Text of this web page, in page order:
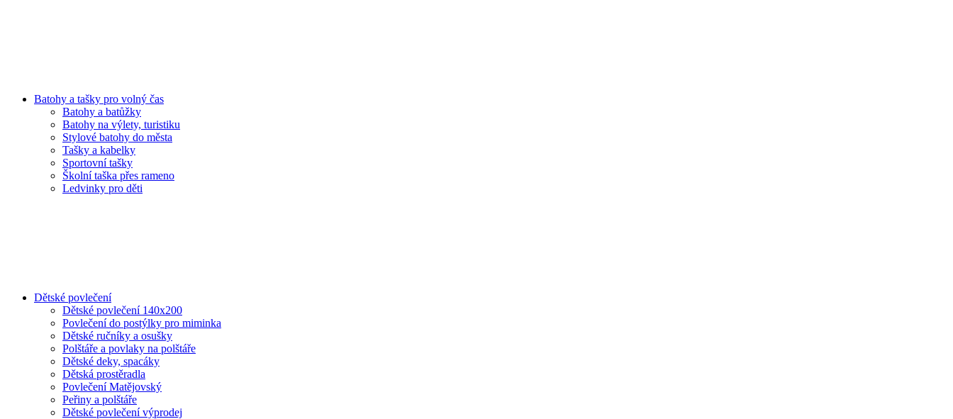
Batohy a tašky pro volný čas
Batohy a batůžky
Batohy na výlety, turistiku
Stylové batohy do města
Tašky a kabelky
Sportovní tašky
Školní taška přes rameno
Ledvinky pro děti
Dětské povlečení
Dětské povlečení 140x200
Povlečení do postýlky pro miminka
Dětské ručníky a osušky
Polštáře a povlaky na polštáře
Dětské deky, spacáky
Dětská prostěradla
Povlečení Matějovský
Peřiny a polštáře
Dětské povlečení výprodej